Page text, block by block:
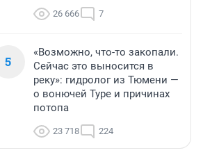
26 666 7
5
«Возможно, что-то закопали.
Сейчас это выносится в
реку»: гидролог из Тюмени —
о вонючей Туре и причинах
потопа
23 718 224